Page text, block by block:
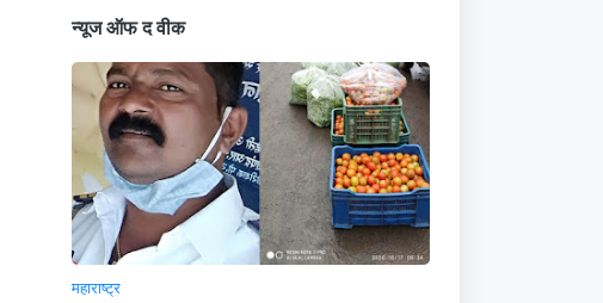
न्यूज ऑफ द वीक
महाराष्ट्र